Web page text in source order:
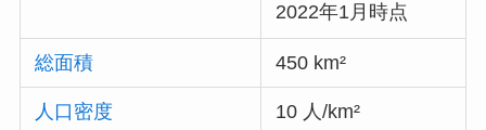
2022年1月時点
総面積 450 km²
人口密度 10 人/km²